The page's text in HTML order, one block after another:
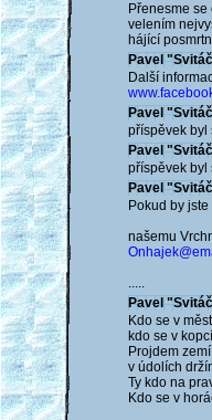
Přenesme
velením
hájící
Pavel
Další
Pavel
příspěvek byl
Pavel
příspěvek byl
Pavel
Pokud by
našemu
.....
Pavel
Kdo se v
kdo se v
Projdem
v údolích
Ty kdo na
Kdo se v